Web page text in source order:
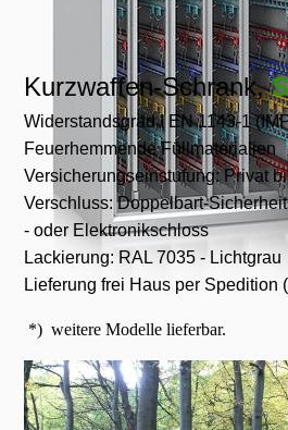
Kurzwaffen-Schrank,
Widerstandsgrad I EN 1143-1
Feuerhemmende Füllmaterialien
Versicherungseinstufung: Privat
Verschluss: Doppelbart-
- oder Elektronikschloss
Lackierung: RAL 7035 - Lichtgrau
Lieferung frei Haus per Spedition
*) weitere Modelle lieferbar.